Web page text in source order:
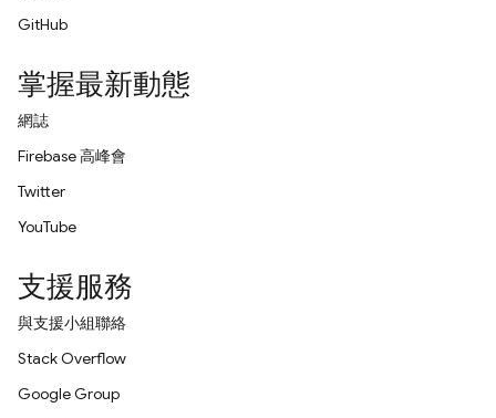
GitHub
掌握最新動態
網誌
Firebase 高峰會
Twitter
YouTube
支援服務
與支援小組聯絡
Stack Overflow
Google Group